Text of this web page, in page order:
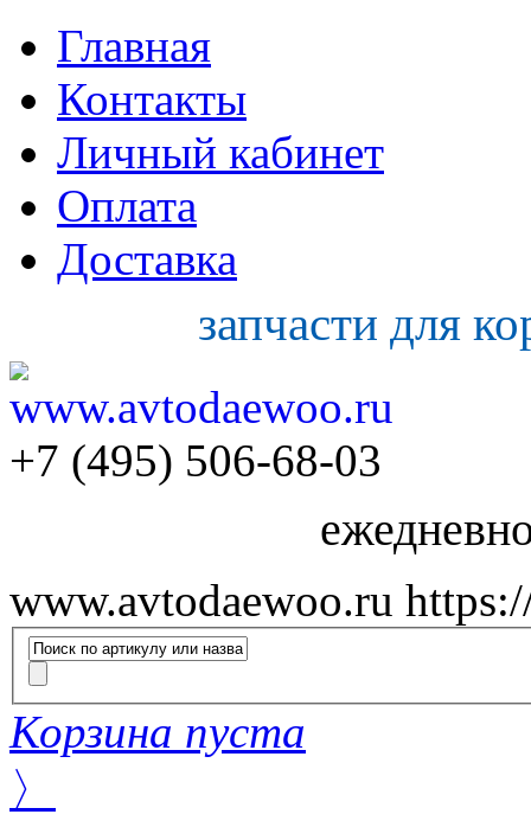
Главная
Контакты
Личный кабинет
Оплата
Доставка
запчасти для
+7 (495) 506-68-03
www.avtodaewoo.ru
Корзина пуста
〉